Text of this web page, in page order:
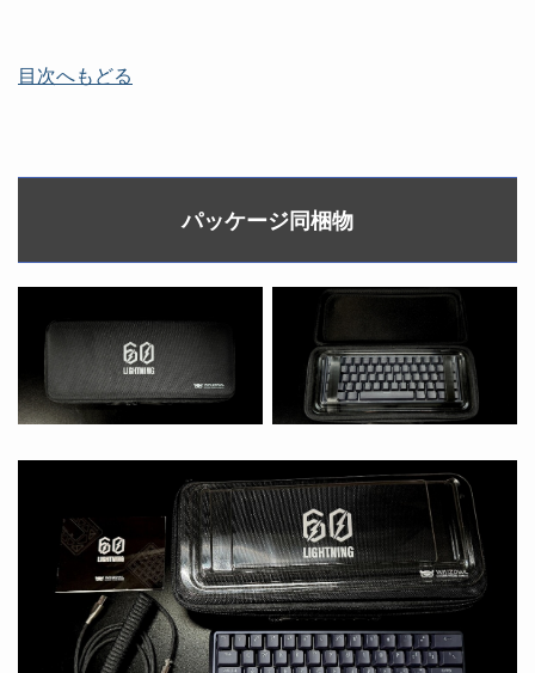
目次へもどる
パッケージ同梱物